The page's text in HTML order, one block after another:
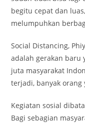
begitu cepat dan
melumpuhkan
Social Distancing,
adalah gerakan baru
juta masyarakat
terjadi, banyak
Kegiatan sosial
Bagi sebagian